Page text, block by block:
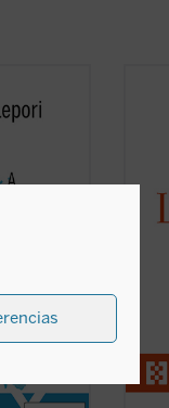
ciclo
Lepori.
de
un